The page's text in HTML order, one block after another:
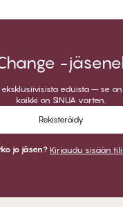
-
eduista – se
kaikki on SINUA varten.
Rekisteröidy
jo jäsen? Kirjaudu sisään